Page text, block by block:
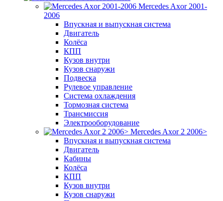
Mercedes Axor 2001-
2006
Впускная и выпускная система
Двигатель
Колёса
КПП
Кузов внутри
Кузов снаружи
Подвеска
Рулевое управление
Система охлаждения
Тормозная система
Трансмиссия
Электрооборудование
Mercedes Axor 2 2006>
Впускная и выпускная система
Двигатель
Кабины
Колёса
КПП
Кузов внутри
Кузов снаружи